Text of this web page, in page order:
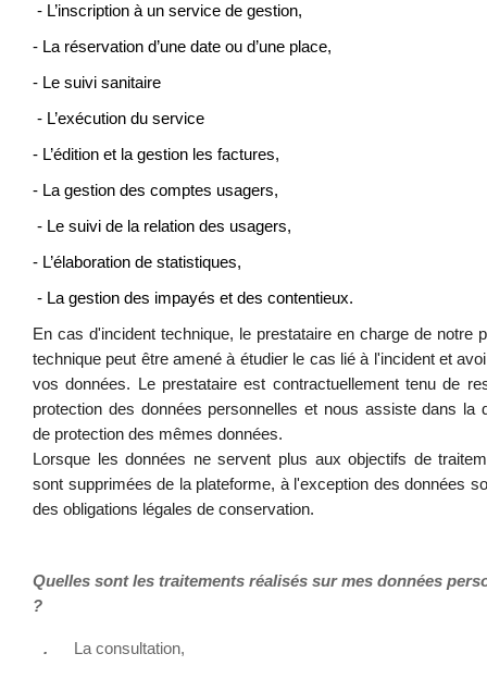
- L’inscription à un service de gestion,
- La réservation d’une date ou d’une place,
- Le suivi sanitaire
- L’exécution du service
- L’édition et la gestion les factures,
- La gestion des comptes usagers,
- Le suivi de la relation des usagers,
- L’élaboration de statistiques,
- La gestion des impayés et des contentieux.
En cas d'incident technique, le prestataire en charge de notre
technique peut être amené à étudier le cas lié à l'incident et
vos données. Le prestataire est contractuellement tenu de
protection des données personnelles et nous assiste dans la
de protection des mêmes données.
Lorsque les données ne servent plus aux objectifs de
sont supprimées de la plateforme, à l'exception des données
des obligations légales de conservation.
Quelles sont les traitements réalisés sur mes données
?
. La consultation,